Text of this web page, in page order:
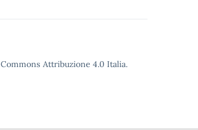
Attribuzione 4.0 Italia.